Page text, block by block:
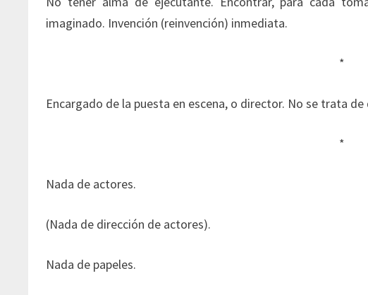
imaginado. Invención (reinvención) inmediata.
*
Encargado de la puesta en escena, o director. No se trata
*
Nada de actores.
(Nada de dirección de actores).
Nada de papeles.